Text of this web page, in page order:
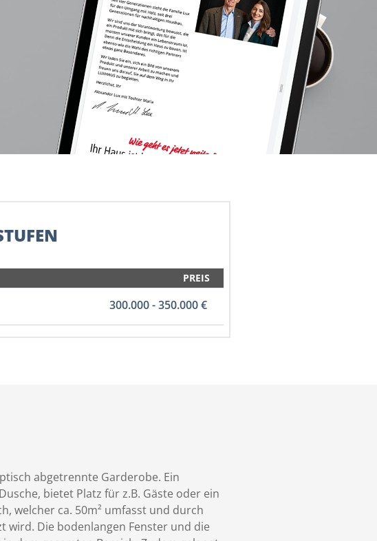
PREIS
300.000 - 350.000 €
abgetrennte Garderobe. Ein
bietet Platz für z.B. Gäste oder ein
welcher ca. 50m² umfasst und durch
wird. Die bodenlangen Fenster und die